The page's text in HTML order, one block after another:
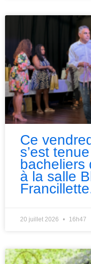
Ce
s’est
bacheliers
à la salle
20 juillet 2026 16h47